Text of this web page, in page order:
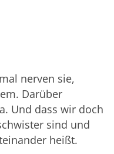
nerven sie,
Darüber
Und dass wir doch
sind und
heißt.